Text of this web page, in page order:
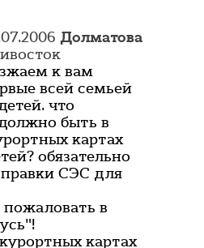
Долматова
к вам
всей семьей
что
быть в
картах
обязательно
СЭС для
в
картах